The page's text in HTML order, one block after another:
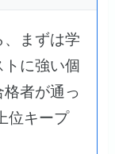
まずは学
に強い個
者が通っ
位キープ